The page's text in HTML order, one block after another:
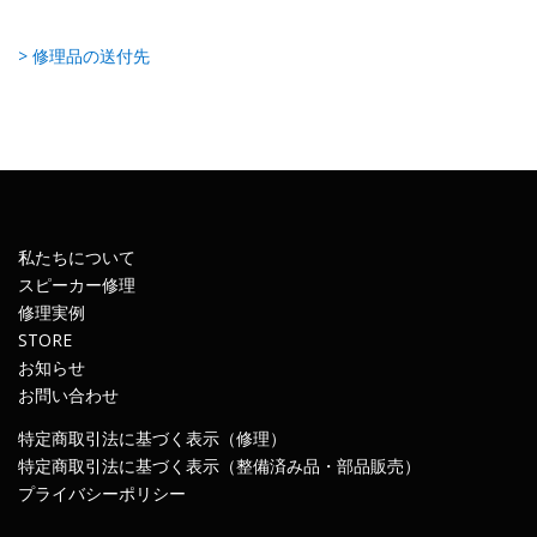
> 修理品の送付先
私たちについて
スピーカー修理
修理実例
STORE
お知らせ
お問い合わせ
特定商取引法に基づく表示（修理）
特定商取引法に基づく表示（整備済み品・部品販売）
プライバシーポリシー